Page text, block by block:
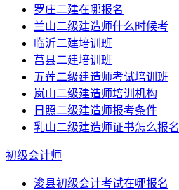
罗庄二建在哪报名
兰山二级建造师什么时候考
临沂二建培训班
莒县二建培训班
五莲二级建造师考试培训班
岚山二级建造师培训机构
日照二级建造师报考条件
乳山二级建造师证书怎么报名
初级会计师
浚县初级会计考试在哪报名